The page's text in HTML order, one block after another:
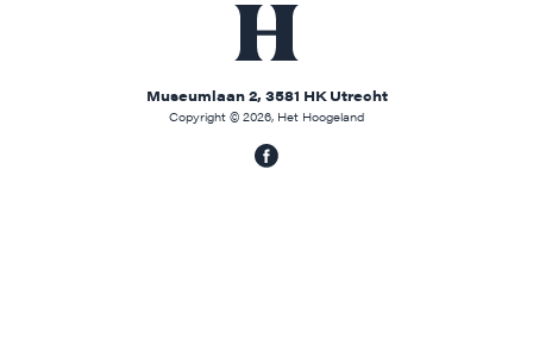
Museumlaan 2, 3581 HK Utrecht
Copyright © 2026, Het Hoogeland